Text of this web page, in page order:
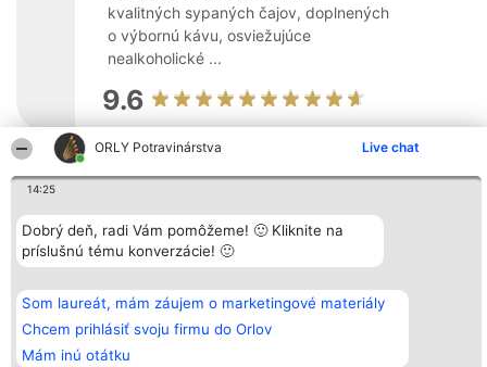
ORLY Potravinárstva Live chat
14:25
Dobrý deň, radi Vám pomôžeme! 🙂 Kliknite na
príslušnú tému konverzácie! 🙂
Som laureát, mám záujem o marketingové materiály
Chcem prihlásiť svoju firmu do Orlov
Mám inú otátku
kvalitných sypaných čajov, doplnených
o výbornú kávu, osviežujúce
nealkoholické ...
9.6
Organizátor hodnotenia
Bright Side Solutions sp. z o.
ul. Ruska 22
Wrocław 50-079
KRS 0000749100 | Regon
+48 508 492 400
Hodnotenie
wszystkich
Laureatów
Podmienky
podmienky
Zásady
ochrany
osobných
Kontakt